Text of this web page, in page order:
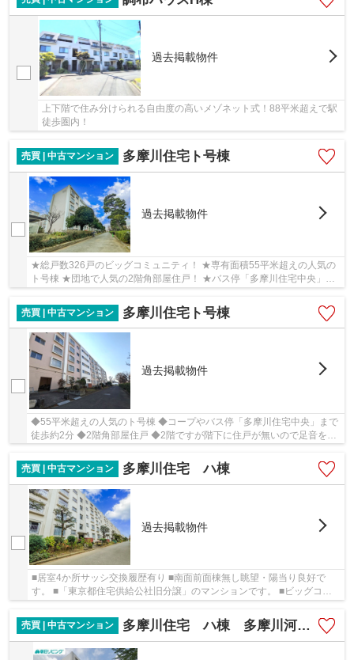
過去掲載物件
上下階で住み分けられる自由度の高いメゾネット式！88平米超えで駅
徒歩圏内！
売買 | 中古マンション 多摩川住宅ト号棟
過去掲載物件
★総戸数326戸のビッグコミュニティ！ ★専有面積55平米超えの人気の
ト号棟 ★団地で人気の2階角部屋住戸！ ★バス停「多摩川住宅中央」ま
で徒歩約2分 ★コープや郵便局、コンビニ徒歩10分...
売買 | 中古マンション
多摩川住宅ト号棟
過去掲載物件
◆55平米超えの人気のト号棟 ◆コープやバス停「多摩川住宅中央」まで
徒歩約2分 ◆2階角部屋住戸 ◆2階ですが階下に住戸が無いので足音を気
売買 | 中古マンション
多摩川住宅 ハ棟
過去掲載物件
■居室4か所サッシ交換履歴有り ■南面前面棟無し眺望・陽当り良好で
す。 ■「東京都住宅供給公社旧分譲」のマンションです。 ■ビッグコミ
売買 | 中古マンション
多摩川住宅 ハ棟 多摩川河川敷など自然を享受できる住みやすい住環境